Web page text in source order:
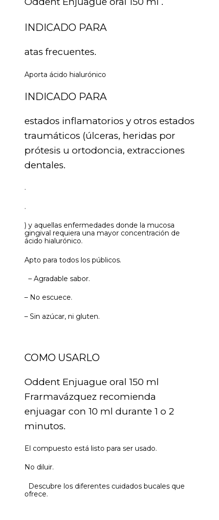
INDICADO PARA
atas frecuentes.
Aporta ácido hialurónico
INDICADO PARA
estados inflamatorios y otros estados
traumáticos (úlceras, heridas por
prótesis u ortodoncia, extracciones
dentales.
.
.
) y aquellas enfermedades donde la mucosa
gingival requiera una mayor concentración de
ácido hialurónico.
Apto para todos los públicos.
– Agradable sabor.
– No escuece.
– Sin azúcar, ni gluten.
COMO USARLO
Oddent Enjuague oral 150 ml
Frarmavázquez recomienda
enjuagar con 10 ml durante 1 o 2
minutos.
El compuesto está listo para ser usado.
No diluir.
Descubre los diferentes cuidados bucales que
ofrece.